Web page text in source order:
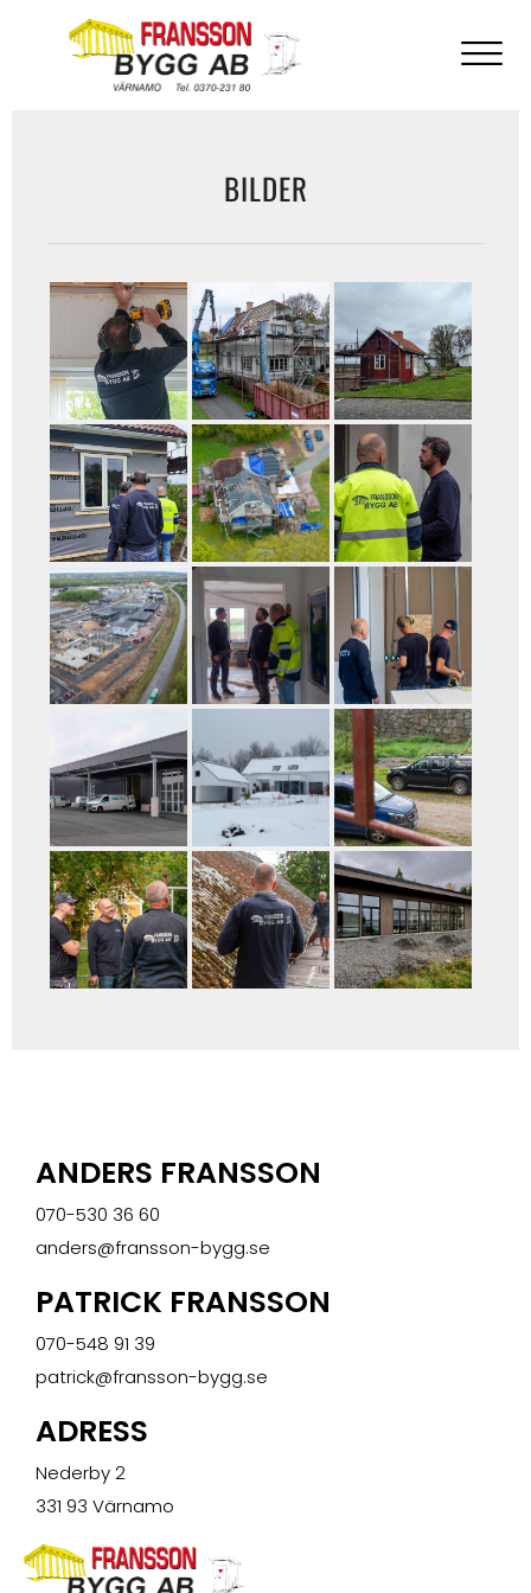
BILDER
ANDERS FRANSSON
070-530 36 60
anders@fransson-bygg.se
PATRICK FRANSSON
070-548 91 39
patrick@fransson-bygg.se
ADRESS
Nederby 2
331 93 Värnamo